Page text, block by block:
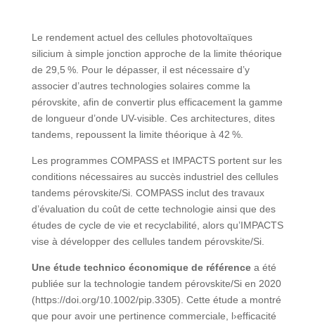
L e rendement actuel des cellules photovoltaïques
silicium à simple jonction approche de la limite théorique
de 29,5 %. Pour le dépasser, il est nécessaire d’y
associer d’autres technologies solaires comme la
pérovskite, afin de convertir plus efficacement la gamme
de longueur d’onde UV-visible. Ces architectures, dites
tandems, repoussent la limite théorique à 42 %.
Les programmes COMPASS et IMPACTS portent sur les
conditions nécessaires au succès industriel des cellules
tandems pérovskite/Si. COMPASS inclut des travaux
d’évaluation du coût de cette technologie ainsi que des
études de cycle de vie et recyclabilité, alors qu’IMPACTS
vise à développer des cellules tandem pérovskite/Si.
Une étude technico économique de référencea été
publiée sur la technologie tandem pérovskite/Si en 2020
(https://doi.org/10.1002/pip.3305). Cette étude a montré
que pour avoir une pertinence commerciale, l›efficacité